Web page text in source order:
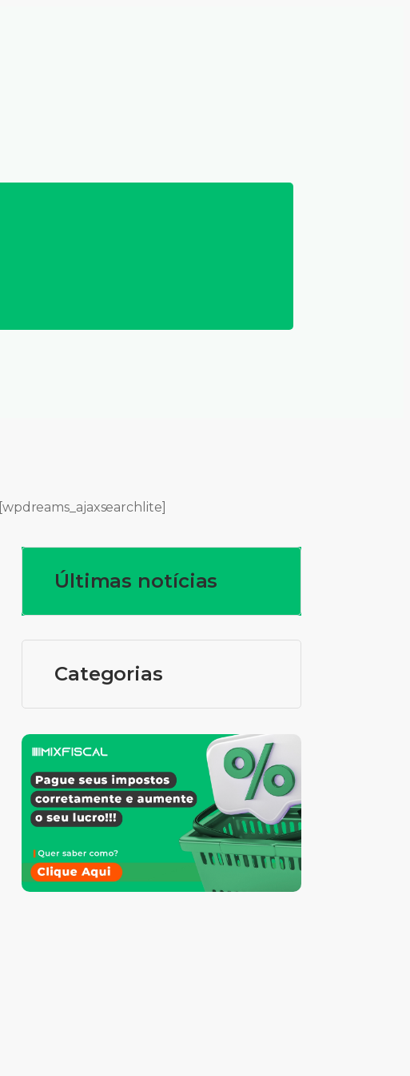
Últimas notícias
Categorias
[wpdreams_ajaxsearchlite]